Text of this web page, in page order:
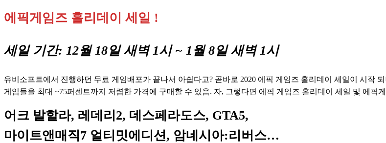
에픽게임즈 홀리데이 세일 !
세일 기간: 12월 18일 새벽 1시 ~ 1월 8일 새벽 1시
유비소프트에서 진행하던 무료 게임배포가 끝나서 아쉽다고? 곧바로 2020 에픽 게임즈 홀리데이 세일이 시작
게임들을 최대 ~75퍼센트까지 저렴한 가격에 구매할 수 있음. 자, 그렇다면 에픽 게임즈 홀리데이 세일 및 에픽
어크 발할라, 레데리2, 데스페라도스, GTA5,
마이트앤매직7 얼티밋에디션, 암네시아:리버스…